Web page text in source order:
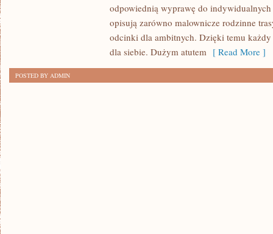
odpowiednią wyprawę do
opisują zarówno malownicze rodzinne
odcinki dla ambitnych. Dzięki temu
dla siebie. Dużym atutem [ Read More ]
POSTED BY ADMIN